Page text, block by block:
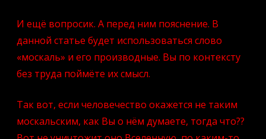
И ещё вопросик. А перед ним пояснение. В
данной статье будет использоваться слово
«москаль» и его производные. Вы по контексту
без труда поймёте их смысл.
Так вот, если человечество окажется не таким
москальским, как Вы о нём думаете, тогда что??